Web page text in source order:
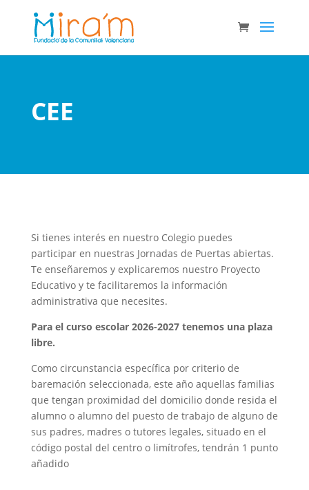
CEE
Si tienes interés en nuestro Colegio puedes
participar en nuestras Jornadas de Puertas abiertas.
Te enseñaremos y explicaremos nuestro Proyecto
Educativo y te facilitaremos la información
administrativa que necesites.
Para el curso escolar 2026-2027 tenemos una plaza
libre.
Como circunstancia específica por criterio de
baremación seleccionada, este año aquellas familias
que tengan proximidad del domicilio donde resida el
alumno o alumno del puesto de trabajo de alguno de
sus padres, madres o tutores legales, situado en el
código postal del centro o limítrofes, tendrán 1 punto
añadido